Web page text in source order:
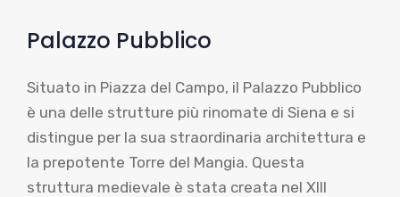
Palazzo Pubblico
Situato in Piazza del Campo, il Palazzo Pubblico
è una delle strutture più rinomate di Siena e si
distingue per la sua straordinaria architettura e
la prepotente Torre del Mangia. Questa
struttura medievale è stata creata nel XIII